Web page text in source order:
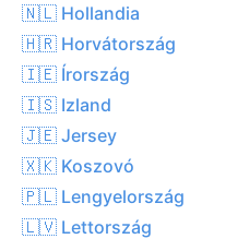
🇳🇱 Hollandia
🇭🇷 Horvátország
🇮🇪 Írország
🇮🇸 Izland
🇯🇪 Jersey
🇽🇰 Koszovó
🇵🇱 Lengyelország
🇱🇻 Lettország